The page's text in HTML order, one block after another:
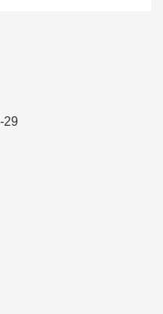
电汇、银行本票。
。
、电汇、银行本票。
PTE LTD
PTE LTD
29